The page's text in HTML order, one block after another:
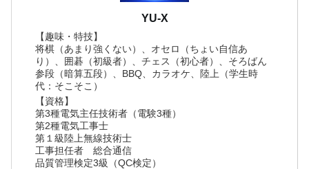
YU-X
【趣味・特技】
将棋（あまり強くない）、オセロ（ちょい自信あ
り）、囲碁（初級者）、チェス（初心者）、そろばん
参段（暗算五段）、BBQ、カラオケ、陸上（学生時
代：そこそこ）
【資格】
第3種電気主任技術者（電験3種）
第2種電気工事士
第１級陸上無線技術士
工事担任者 総合通信
品質管理検定3級（QC検定）